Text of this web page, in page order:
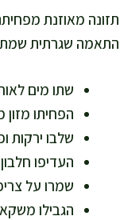
תזונה מאוזנת
התאמה שגרתית
שתו מים
הפחיתו
שלבו ירקות
העדיפו
שמרו על
הגבילו